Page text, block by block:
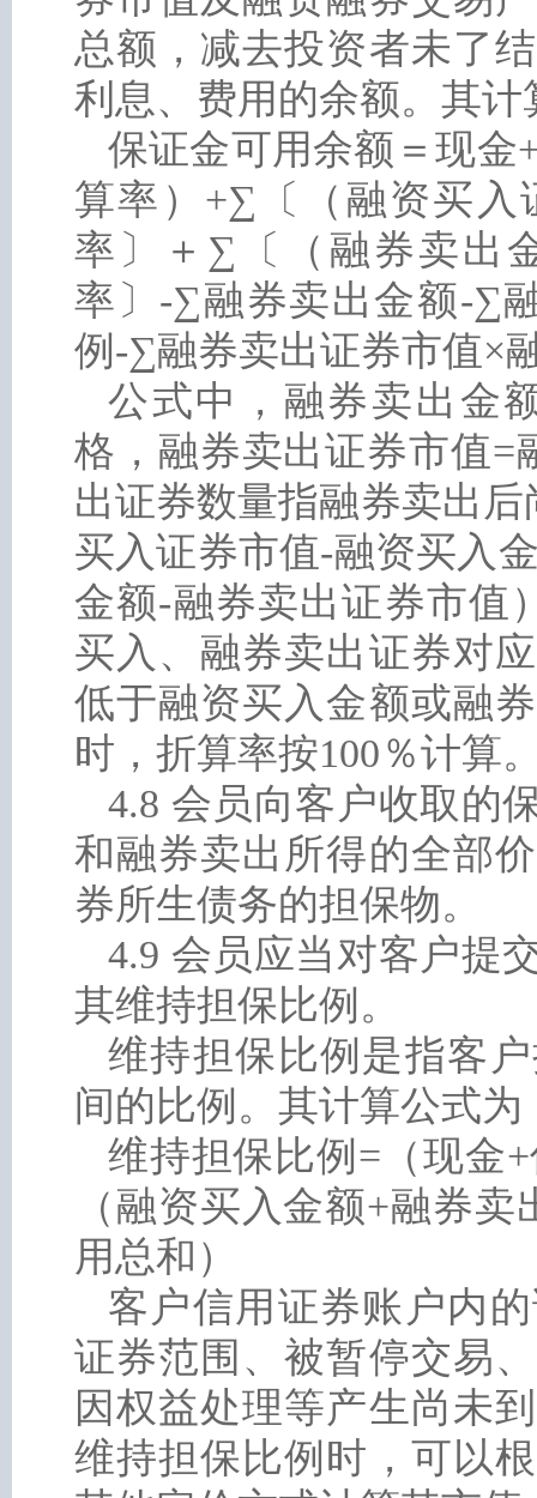
总额，减去投资者未了
利息、费用的余额。其计
保证金可用余额＝现
算率）+∑〔（融资买入
率〕＋∑〔（融券卖出
率〕-∑融券卖出金额-∑
例-∑融券卖出证券市值×
公式中，融券卖出金
格，融券卖出证券市值=
出证券数量指融券卖出
买入证券市值-融资买入
金额-融券卖出证券市值
买入、融券卖出证券对
低于融资买入金额或融
时，折算率按100％计算
4.8 会员向客户收取的
和融券卖出所得的全部
券所生债务的担保物。
4.9 会员应当对客户提
其维持担保比例。
维持担保比例是指客
间的比例。其计算公式为
维持担保比例=（现金
（融资买入金额+融券
用总和）
客户信用证券账户内
证券范围、被暂停交易
因权益处理等产生尚未
维持担保比例时，可以